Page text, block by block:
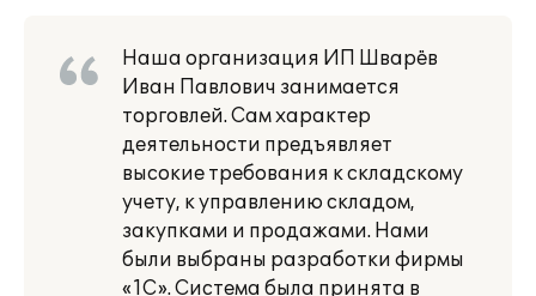
Наша организация ИП Шварёв
Иван Павлович занимается
торговлей. Сам характер
деятельности предъявляет
высокие требования к складскому
учету, к управлению складом,
закупками и продажами. Нами
были выбраны разработки фирмы
«1С». Система была принята в